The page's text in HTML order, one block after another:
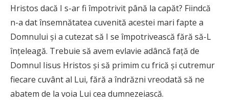
Hristos dacă I s-ar fi împotrivit până la capăt? Fiindcă
n-a dat însemnătatea cuvenită acestei mari fapte a
Domnului şi a cutezat să I se împotrivească fără să-L
înţeleagă. Trebuie să avem evlavie adâncă faţă de
Domnul Iisus Hristos şi să primim cu frică şi cutremur
fiecare cuvânt al Lui, fără a îndrăzni vreodată să ne
abatem de la voia Lui cea dumnezeiască.